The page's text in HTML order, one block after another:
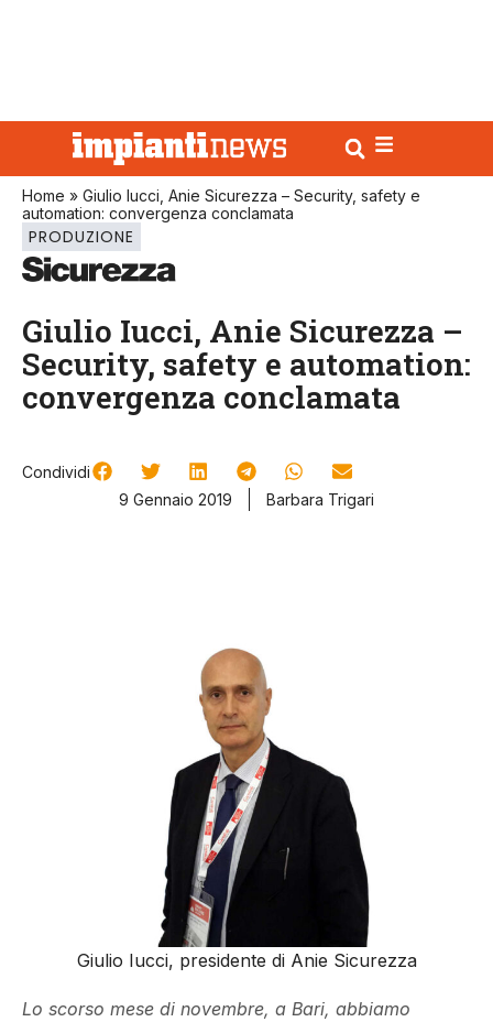
Home » Giulio Iucci, Anie Sicurezza – Security, safety e
automation: convergenza conclamata
PRODUZIONE
Giulio Iucci, Anie Sicurezza –
Security, safety e automation:
convergenza conclamata
Condividi
9 Gennaio 2019
Barbara Trigari
Giulio Iucci, presidente di Anie Sicurezza
Lo scorso mese di novembre, a Bari, abbiamo